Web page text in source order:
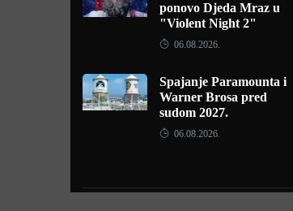
ponovo Djeda Mraz u
"Violent Night 2"
06.08.2026.
Spajanje Paramounta i
Warner Brosa pred
sudom 2027.
06.08.2026.